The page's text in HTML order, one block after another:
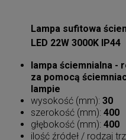
Lampa sufitowa
LED 22W 3000K IP44
lampa ściemnialna -
za pomocą
lampie
wysokość (mm): 30
szerokość (mm): 400
głębokość (mm): 400
ilość źródeł / rodzaj